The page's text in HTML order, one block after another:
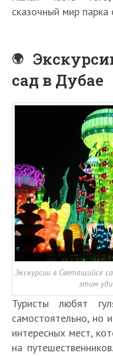
сказочный мир
сад в Дубае
Экскурсии в Светящийся
этим
Туристы любят
самостоятельно, но
интересных мест,
на